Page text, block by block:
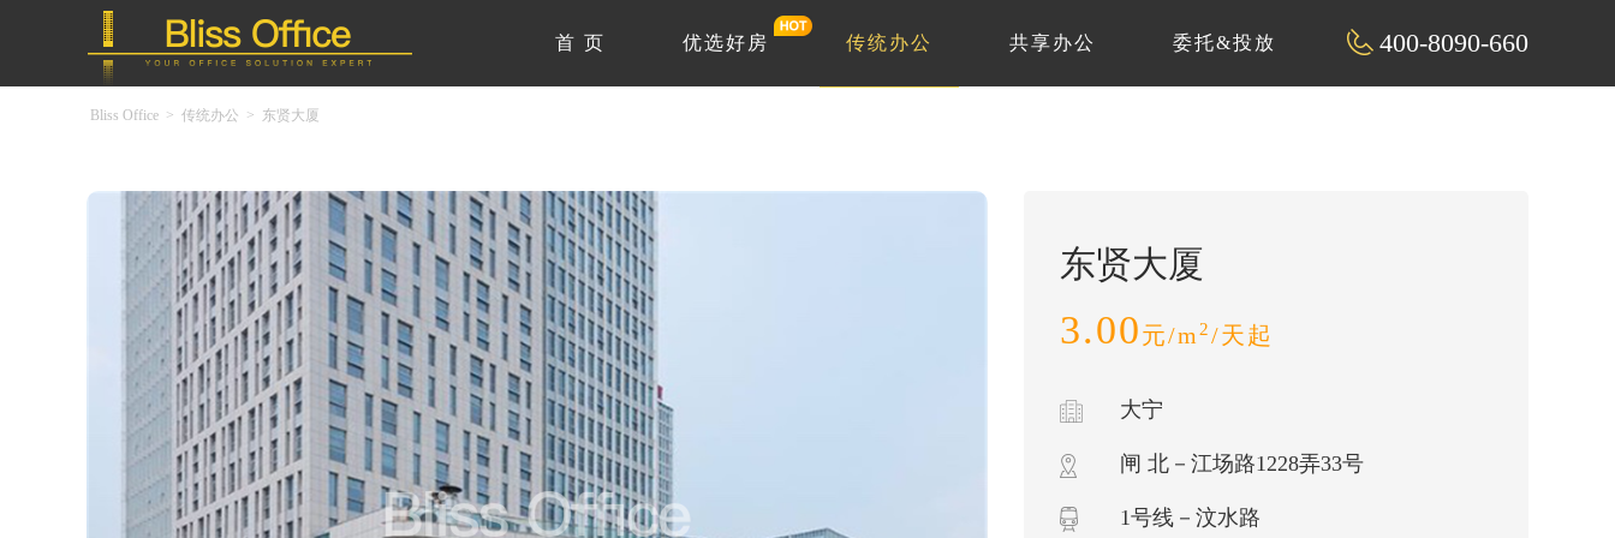
400-8090-660
首 页 优选好房 传统办公 共享办公 委托&投放
Bliss Office > 传统办公 > 东贤大厦
东贤大厦
3.00元/m 2/天起
大宁
闸 北－江场路1228弄33号
1号线－汶水路